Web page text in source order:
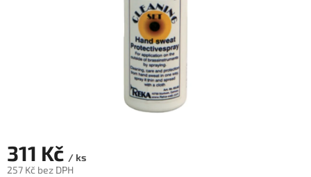
311 Kč / ks
257 Kč bez DPH